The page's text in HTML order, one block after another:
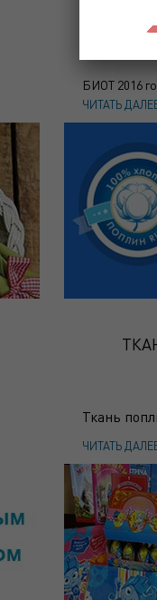
БИОТ 2016
ЧИТАТЬ
Ткань
ЧИТАТЬ